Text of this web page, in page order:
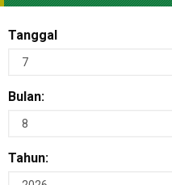
Tanggal
Bulan:
Tahun: